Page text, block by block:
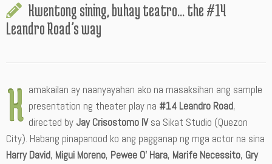
Kwentong sining, buhay teatro… the #14
Leandro Road’s way
K amakailan ay naanyayahan ako na masaksihan ang sample
presentation ng theater play na #14 Leandro Road,
directed by Jay Crisostomo IVsa Sikat Studio (Quezon
City). Habang pinapanood ko ang pagganap ng mga actor na sina
Harry David, Migui Moreno, Pewee O’ Hara, Marife Necessito, Gry